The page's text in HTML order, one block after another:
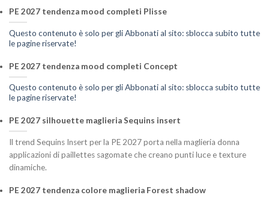
PE 2027 tendenza mood completi Plisse
Questo contenuto è solo per gli Abbonati al sito: sblocca subito tutte
le pagine riservate!
PE 2027 tendenza mood completi Concept
Questo contenuto è solo per gli Abbonati al sito: sblocca subito tutte
le pagine riservate!
PE 2027 silhouette maglieria Sequins insert
Il trend Sequins Insert per la PE 2027 porta nella maglieria donna
applicazioni di paillettes sagomate che creano punti luce e texture
dinamiche.
PE 2027 tendenza colore maglieria Forest shadow